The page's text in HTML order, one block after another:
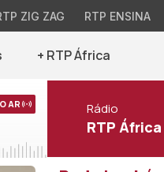
ZIG ZAG RTP ENSINA
+ RTP África
AR Rádio
RTP África